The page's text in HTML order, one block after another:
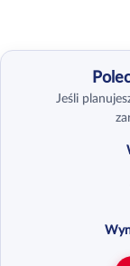
Jeśli